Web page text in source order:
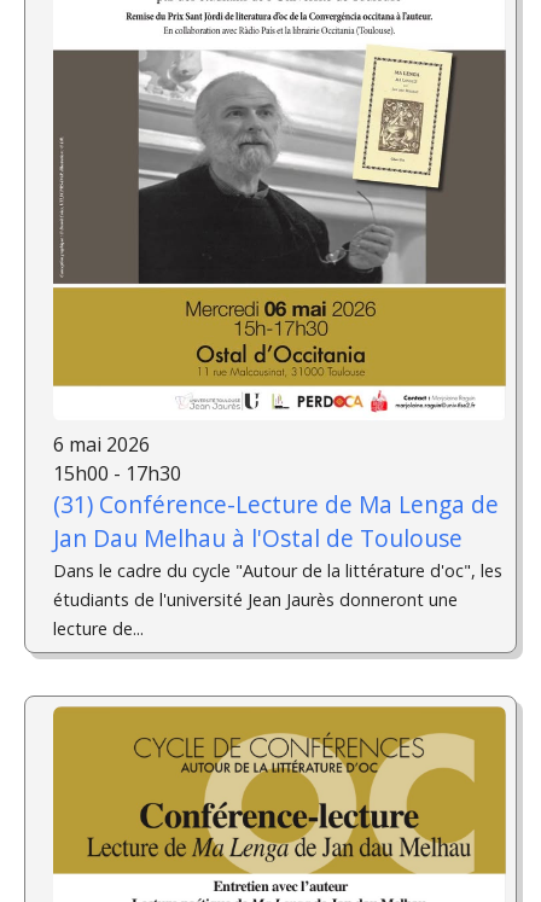
6 mai 2026
15h00 - 17h30
(31) Conférence-Lecture de Ma Lenga de
Jan Dau Melhau à l'Ostal de Toulouse
Dans le cadre du cycle "Autour de la littérature d'oc", les
étudiants de l'université Jean Jaurès donneront une
lecture de...